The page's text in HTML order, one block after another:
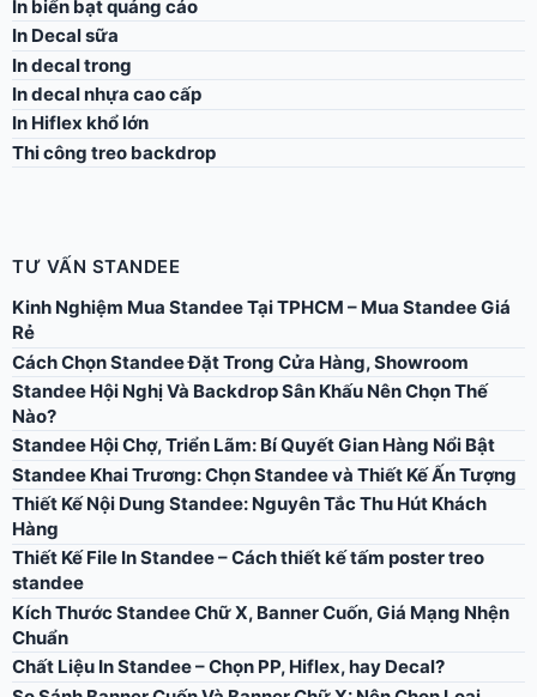
In decal trong
In decal nhựa cao cấp
In Hiflex khổ lớn
Thi công treo backdrop
Kinh Nghiệm Mua Standee Tại TPHCM – Mua Standee Giá
Cách Chọn Standee Đặt Trong Cửa Hàng, Showroom
Standee Hội Nghị Và Backdrop Sân Khấu Nên Chọn Thế
Nào?
Standee Hội Chợ, Triển Lãm: Bí Quyết Gian Hàng Nổi Bật
Standee Khai Trương: Chọn Standee và Thiết Kế Ấn Tượng
Thiết Kế Nội Dung Standee: Nguyên Tắc Thu Hút Khách
Hàng
Thiết Kế File In Standee – Cách thiết kế tấm poster treo
standee
Kích Thước Standee Chữ X, Banner Cuốn, Giá Mạng Nhện
Chuẩn
Chất Liệu In Standee – Chọn PP, Hiflex, hay Decal?
So Sánh Banner Cuốn Và Banner Chữ X: Nên Chọn Loại
Nào?